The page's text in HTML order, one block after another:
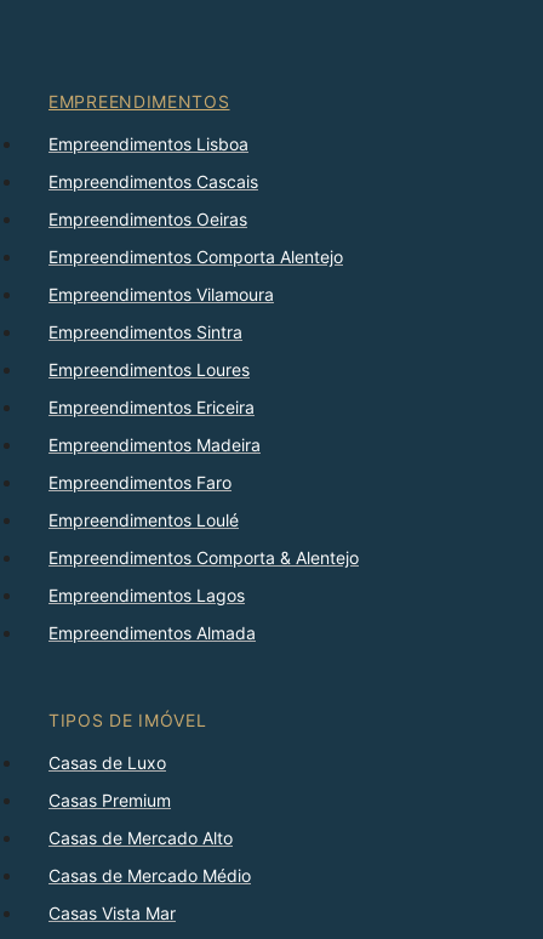
EMPREENDIMENTOS
Empreendimentos Lisboa
Empreendimentos Cascais
Empreendimentos Oeiras
Empreendimentos Comporta Alentejo
Empreendimentos Vilamoura
Empreendimentos Sintra
Empreendimentos Loures
Empreendimentos Ericeira
Empreendimentos Madeira
Empreendimentos Faro
Empreendimentos Loulé
Empreendimentos Comporta & Alentejo
Empreendimentos Lagos
Empreendimentos Almada
TIPOS DE IMÓVEL
Casas de Luxo
Casas Premium
Casas de Mercado Alto
Casas de Mercado Médio
Casas Vista Mar